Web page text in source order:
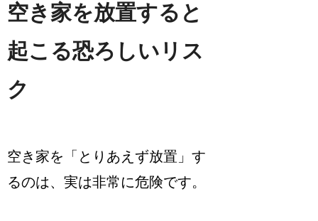
空き家を放置すると
起こる恐ろしいリス
ク
空き家を「とりあえず放置」す
るのは、実は非常に危険です。